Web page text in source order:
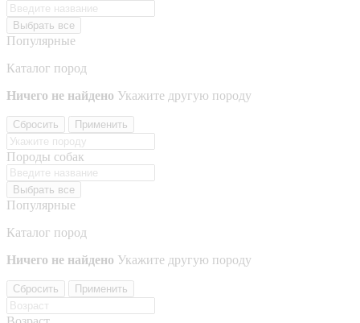
Выбрать все
Популярные
Каталог пород
Ничего не найдено Укажите другую породу
Сбросить Применить
Породы собак
Выбрать все
Популярные
Каталог пород
Ничего не найдено Укажите другую породу
Сбросить Применить